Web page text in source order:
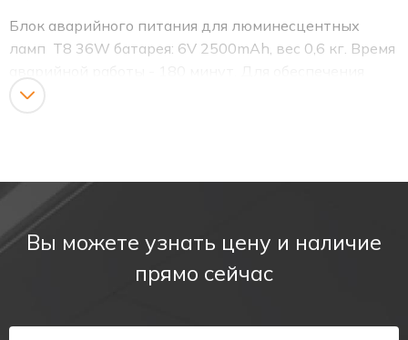
Блок аварийного питания для люминесцентных
ламп Т8 36W батарея: 6V 2500mAh, вес 0,6 кг. Время
автономной работы аварийного светильника
нескольких часов. При этом яркость лампы
уменьшается. Блок аварийного питания состоит из
пускорегулирующего аппарата и NiCd
аккумуляторной батареи.
Блок аварийного питания Pelastus может
Вы можете узнать цену и наличие
прямо сейчас